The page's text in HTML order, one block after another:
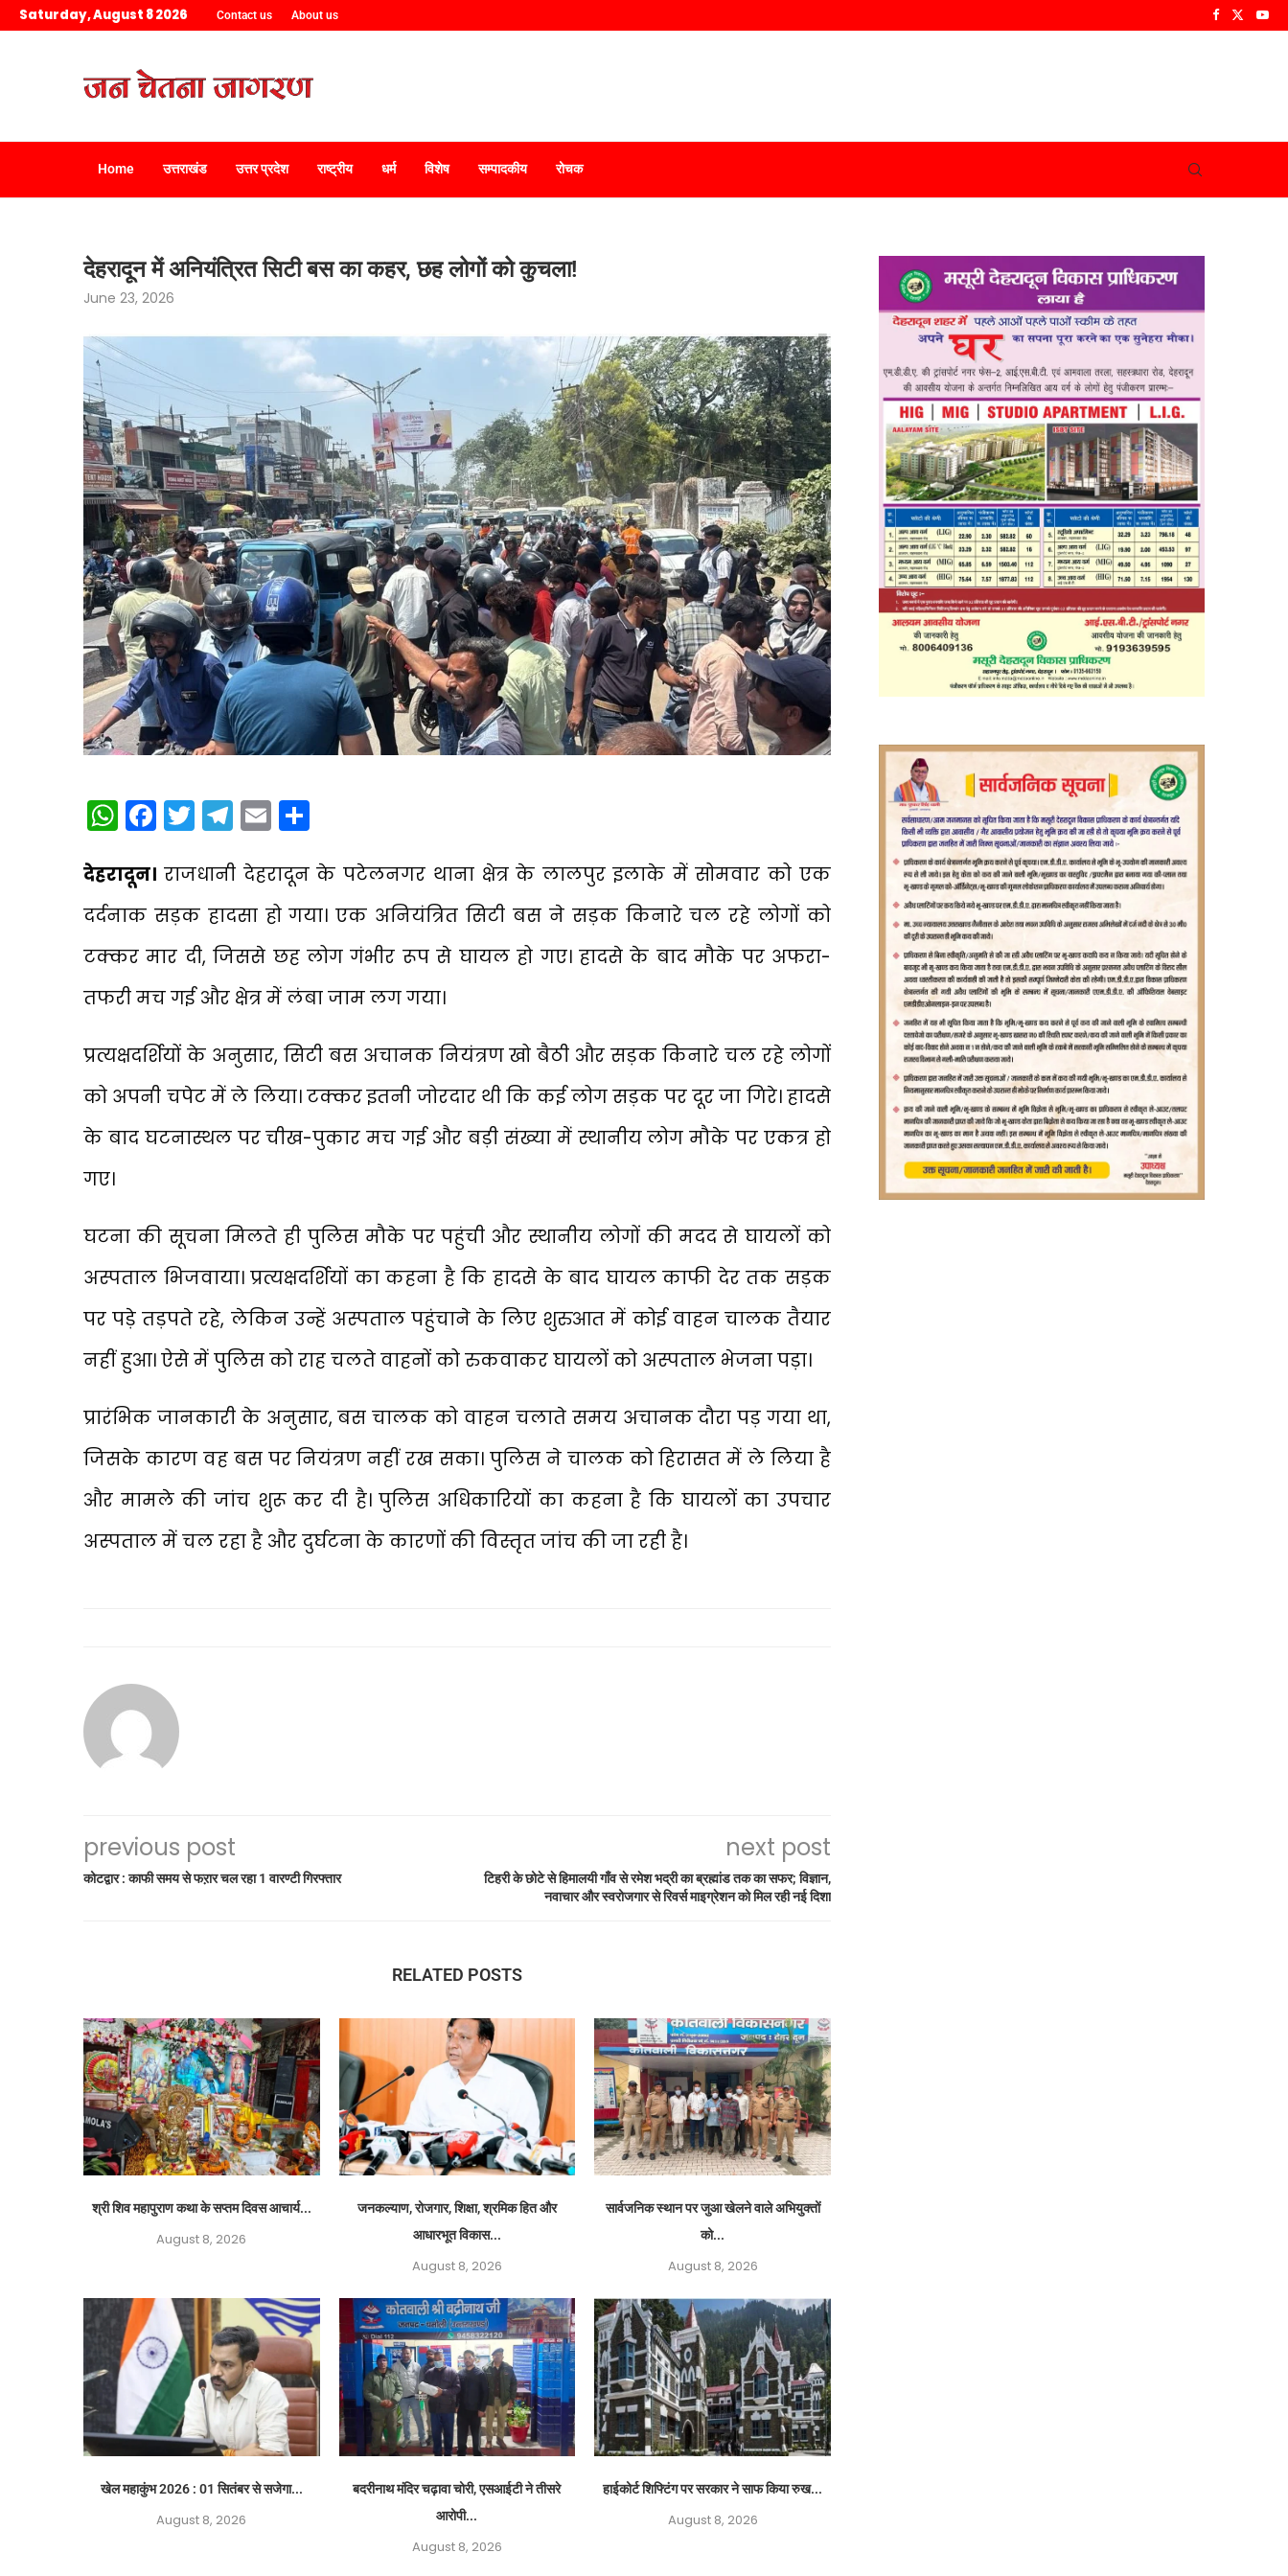
Saturday, August 8 2026 Contact us About us
Home उत्तराखंड उत्तर प्रदेश राष्ट्रीय धर्म विशेष सम्पादकीय रोचक
देहरादून में अनियंत्रित सिटी बस का कहर, छह लोगों को कुचला!
June 23, 2026
WhatsApp
Facebook
Twitter
Telegram
Email
देहरादून। राजधानी देहरादून के पटेलनगर थाना क्षेत्र के लालपुर इलाके में सोमवार को एक
दर्दनाक सड़क हादसा हो गया। एक अनियंत्रित सिटी बस ने सड़क किनारे चल रहे लोगों को
टक्कर मार दी, जिससे छह लोग गंभीर रूप से घायल हो गए। हादसे के बाद मौके पर अफरा-
तफरी मच गई और क्षेत्र में लंबा जाम लग गया।
प्रत्यक्षदर्शियों के अनुसार, सिटी बस अचानक नियंत्रण खो बैठी और सड़क किनारे चल रहे लोगों
को अपनी चपेट में ले लिया। टक्कर इतनी जोरदार थी कि कई लोग सड़क पर दूर जा गिरे। हादसे
के बाद घटनास्थल पर चीख-पुकार मच गई और बड़ी संख्या में स्थानीय लोग मौके पर एकत्र हो
गए।
घटना की सूचना मिलते ही पुलिस मौके पर पहुंची और स्थानीय लोगों की मदद से घायलों को
अस्पताल भिजवाया। प्रत्यक्षदर्शियों का कहना है कि हादसे के बाद घायल काफी देर तक सड़क
पर पड़े तड़पते रहे, लेकिन उन्हें अस्पताल पहुंचाने के लिए शुरुआत में कोई वाहन चालक तैयार
नहीं हुआ। ऐसे में पुलिस को राह चलते वाहनों को रुकवाकर घायलों को अस्पताल भेजना पड़ा।
प्रारंभिक जानकारी के अनुसार, बस चालक को वाहन चलाते समय अचानक दौरा पड़ गया था,
जिसके कारण वह बस पर नियंत्रण नहीं रख सका। पुलिस ने चालक को हिरासत में ले लिया है
और मामले की जांच शुरू कर दी है। पुलिस अधिकारियों का कहना है कि घायलों का उपचार
अस्पताल में चल रहा है और दुर्घटना के कारणों की विस्तृत जांच की जा रही है।
previous post
कोटद्वार : काफी समय से फऱार चल रहा 1 वारण्टी गिरफ्तार
next post
टिहरी के छोटे से हिमालयी गाँव से रमेश भद्री का ब्रह्मांड तक का सफर; विज्ञान,
नवाचार और स्वरोजगार से रिवर्स माइग्रेशन को मिल रही नई दिशा
RELATED POSTS
श्री शिव महापुराण कथा के सप्तम दिवस आचार्य...
August 8, 2026
जनकल्याण, रोजगार, शिक्षा, श्रमिक हित और
आधारभूत विकास...
August 8, 2026
सार्वजनिक स्थान पर जुआ खेलने वाले अभियुक्तों
को...
August 8, 2026
खेल महाकुंभ 2026 : 01 सितंबर से सजेगा...
August 8, 2026
बदरीनाथ मंदिर चढ़ावा चोरी, एसआईटी ने तीसरे
आरोपी...
August 8, 2026
हाईकोर्ट शिफ्टिंग पर सरकार ने साफ किया रुख...
August 8, 2026